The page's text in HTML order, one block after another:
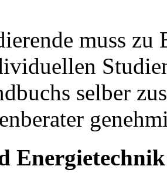
muss
selber
Energietechnik